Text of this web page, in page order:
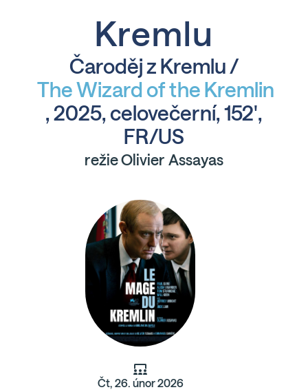
Kremlu
Čaroděj z Kremlu /
The Wizard of the Kremlin
, 2025, celovečerní, 152',
FR/US
režie Olivier Assayas
Čt, 26. únor 2026